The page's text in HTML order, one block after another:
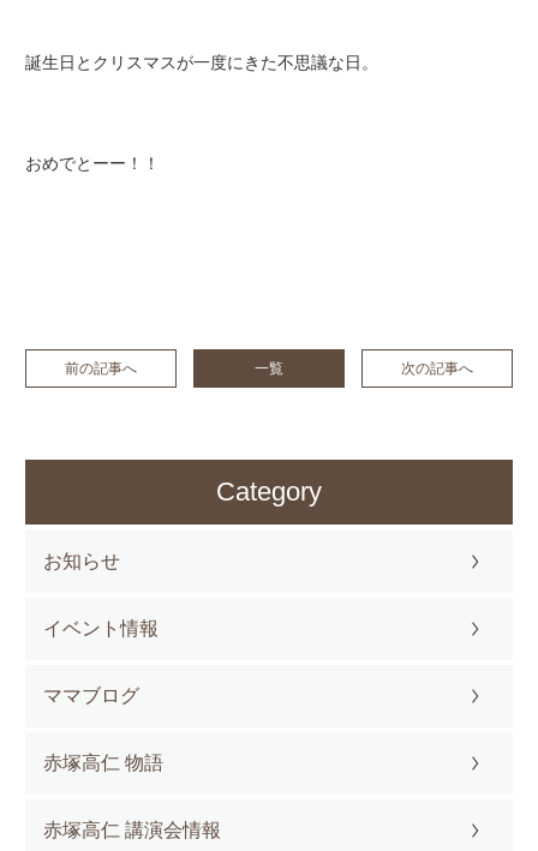
誕生日とクリスマスが一度にきた不思議な日。
おめでとーー！！
前の記事へ 一覧 次の記事へ
Category
お知らせ
イベント情報
ママブログ
赤塚高仁 物語
赤塚高仁 講演会情報